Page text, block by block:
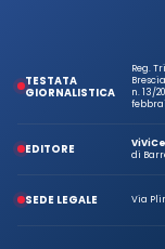
TESTATA
GIORNALISTICA
Reg.
Brescia
n. 13/
EDITORE
di
SEDE LEGALE Via